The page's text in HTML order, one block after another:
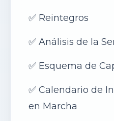
✅ Reintegros
✅ Análisis de la
✅ Esquema de
✅ Calendario de
en Marcha